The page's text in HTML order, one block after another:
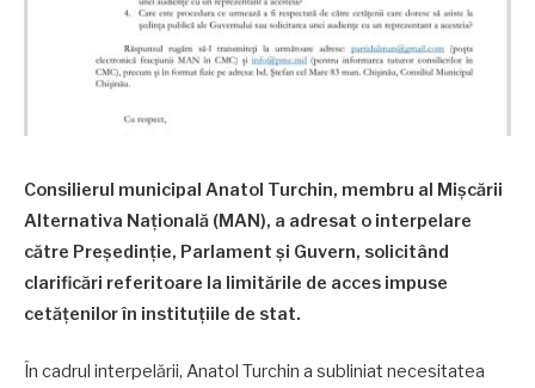
Consilierul municipal Anatol Turchin, membru al Mișcării
Alternativa Națională (MAN), a adresat o interpelare
către Președinție, Parlament și Guvern, solicitând
clarificări referitoare la limitările de acces impuse
cetățenilor în instituțiile de stat.
În cadrul interpelării, Anatol Turchin a subliniat necesitatea